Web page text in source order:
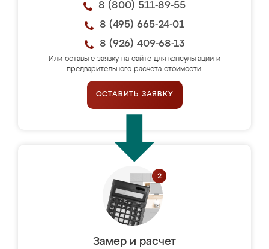
8 (800) 511-89-55
8 (495) 665-24-01
8 (926) 409-68-13
Или оставьте заявку на сайте для консультации и
предварительного расчёта стоимости.
ОСТАВИТЬ ЗАЯВКУ
Замер и расчет